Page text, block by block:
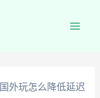
外玩怎么降低延迟